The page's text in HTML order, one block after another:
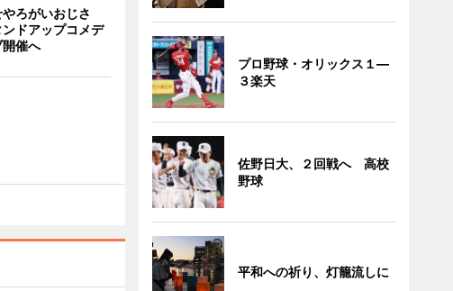
ろがいおじさ
ドアップコメデ
開催へ
プロ野球・オリックス１―
３楽天
佐野日大、２回戦へ 高校
野球
平和への祈り、灯籠流しに